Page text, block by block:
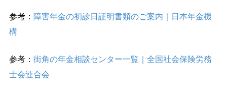
参考： 障害年金の初診日証明書類のご案内｜日本年金機
構
参考： 街角の年金相談センター一覧｜全国社会保険労務
士会連合会